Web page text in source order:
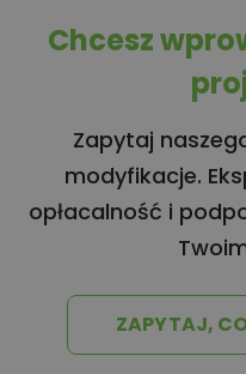
Chcesz
Zapytaj
modyfikacje.
opłacalność i
ZAPYTAJ,